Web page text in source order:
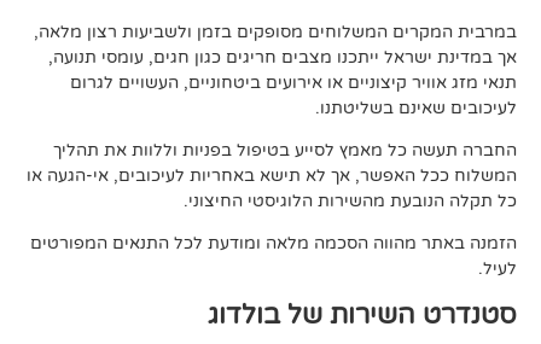
המשלוחים מסופקים בזמן ולשביעות רצון מלאה,
ייתכנו מצבים חריגים כגון חגים, עומסי תנועה,
או אירועים ביטחוניים, העשויים לגרום
בשליטתנו.
מאמץ לסייע בטיפול בפניות וללוות את תהליך
אך לא תישא באחריות לעיכובים, אי-הגעה או
מהשירות הלוגיסטי החיצוני.
הסכמה מלאה ומודעת לכל התנאים המפורטים
של בולדוג